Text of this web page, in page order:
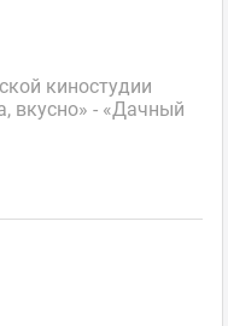
киностудии
вкусно» - «Дачный